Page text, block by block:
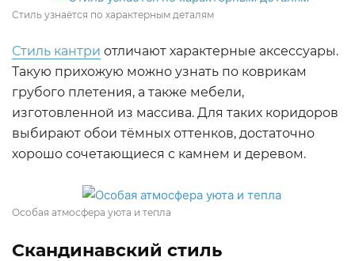
Стиль узнаётся по характерным деталям
Стиль кантри отличают характерные аксессуары.
Такую прихожую можно узнать по коврикам
грубого плетения, а также мебели,
изготовленной из массива. Для таких коридоров
выбирают обои тёмных оттенков, достаточно
хорошо сочетающиеся с камнем и деревом.
Особая атмосфера уюта и тепла
Скандинавский стиль